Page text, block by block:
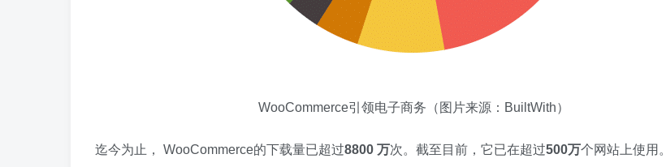
WooCommerce引领电子商务（图片来源：BuiltWith）
迄今为止， WooCommerce的下载量已超过8800 万次。截至目前，它已在超过500万个网站上使用。